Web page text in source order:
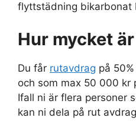
flyttstädning bikarbonat
Hur mycket
Du får rutavdrag på
och som max 50 000 kr
Ifall ni är flera personer
kan ni dela på rut